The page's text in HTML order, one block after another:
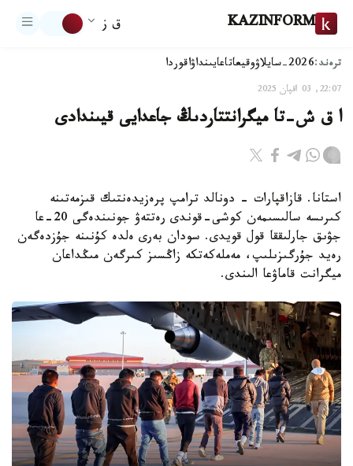
KAZINFORM ق ز
ترەند:2026-سايلاۋ وقيعاتاعايىنداۋاقوردا
22:07, 03 اقپان 2025
ا ق ش-تا ميگرانتتاردىڭ جاعدايى قيىندادى
استانا. قازاقپارات - دونالد ترامپ پرەزيدەنتىك قىزمەتىنە
كىرىسە سالىسىمەن كوشى-قوندى رەتتەۋ جونىندەگى 20-عا
جۋىق جارلىققا قول قويدى. سودان بەرى ەلدە كۇنىنە جۇزدەگەن
رەيد جۇرگىزىلىپ، مەملەكەتكە زاڭسىز كىرگەن مىڭداعان
ميگرانت قاماۋعا الىندى.